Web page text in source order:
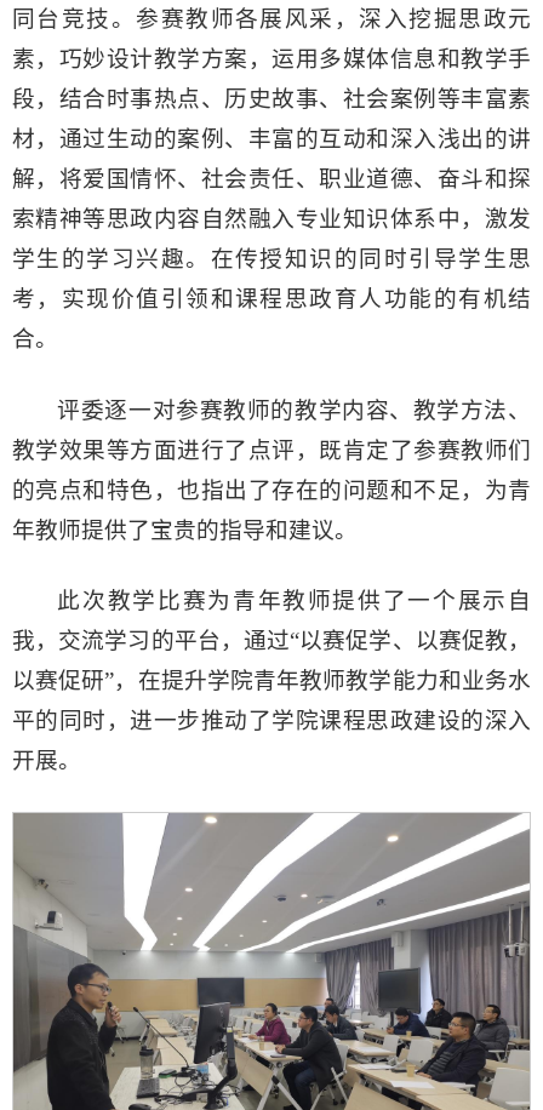
同台竞技。参赛教师各展风采，深入挖掘思政元
素，巧妙设计教学方案，运用多媒体信息和教学手
段，结合时事热点、历史故事、社会案例等丰富素
材，通过生动的案例、丰富的互动和深入浅出的讲
解，将爱国情怀、社会责任、职业道德、奋斗和探
索精神等思政内容自然融入专业知识体系中，激发
学生的学习兴趣。在传授知识的同时引导学生思
考，实现价值引领和课程思政育人功能的有机结
合。
评委逐一对参赛教师的教学内容、教学方法、
教学效果等方面进行了点评，既肯定了参赛教师们
的亮点和特色，也指出了存在的问题和不足，为青
年教师提供了宝贵的指导和建议。
此次教学比赛为青年教师提供了一个展示自
我，交流学习的平台，通过“以赛促学、以赛促教，
以赛促研”，在提升学院青年教师教学能力和业务水
平的同时，进一步推动了学院课程思政建设的深入
开展。